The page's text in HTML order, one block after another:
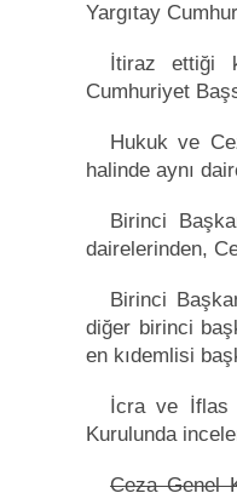
Yargıtay
İtiraz ettiği
Cumhuriyet
Hukuk ve
halinde aynı
Birinci
dairelerinden,
Birinci
diğer birinci
en kıdemlisi
İcra ve İflas
Kurulunda
Ceza Genel